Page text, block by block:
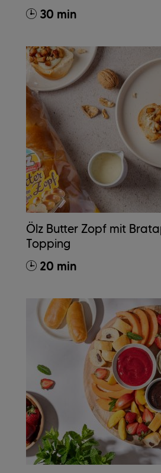
30 min
Ölz Butter Zopf mit
Topping
20 min